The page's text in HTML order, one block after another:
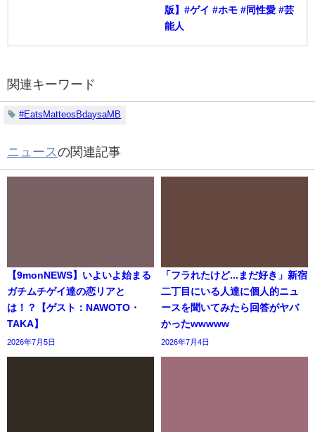
版】#ゲイ #ホモ #同性愛 #芸
能人
関連キーワード
#EatsMatteosBdaysaMB
ニュースの関連記事
【9monNEWS】いよいよ始まる
ガチムチゲイ達の恋リアと
は！？【ゲスト：NAWOTO・
TAKA】
2026年7月5日
「フラれたけど...まだ好き」新宿
二丁目にいる人達に個人的ニュ
ースを聞いてみたら回答がヤバ
かったwwwww
2026年7月4日